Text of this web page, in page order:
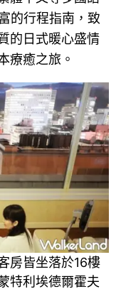
的行程指南，致
的日式暖心盛情
療癒之旅。
房皆坐落於16樓
特利埃德爾霍夫